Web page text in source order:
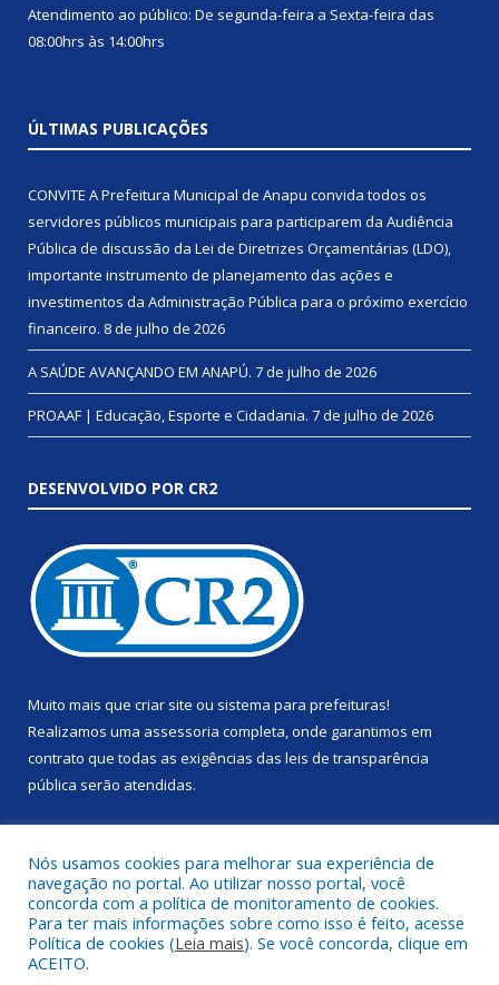
Atendimento ao público: De segunda-feira a Sexta-feira das
08:00hrs às 14:00hrs
ÚLTIMAS PUBLICAÇÕES
CONVITE A Prefeitura Municipal de Anapu convida todos os
servidores públicos municipais para participarem da Audiência
Pública de discussão da Lei de Diretrizes Orçamentárias (LDO),
importante instrumento de planejamento das ações e
investimentos da Administração Pública para o próximo exercício
financeiro. 8 de julho de 2026
A SAÚDE AVANÇANDO EM ANAPÚ. 7 de julho de 2026
PROAAF | Educação, Esporte e Cidadania. 7 de julho de 2026
DESENVOLVIDO POR CR2
Muito mais que criar site ou sistema para prefeituras!
Realizamos uma assessoria completa, onde garantimos em
contrato que todas as exigências das leis de transparência
pública serão atendidas.
Todos os direitos reservados a Prefeitura Municipal de Anapu.
Nós usamos cookies para melhorar sua experiência de
navegação no portal. Ao utilizar nosso portal, você
concorda com a política de monitoramento de cookies.
Para ter mais informações sobre como isso é feito, acesse
Política de cookies (Leia mais). Se você concorda, clique em
ACEITO.